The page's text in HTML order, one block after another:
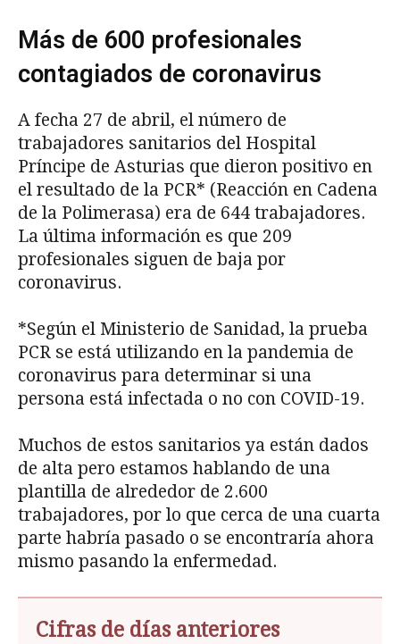
Más de 600 profesionales
contagiados de coronavirus
A fecha 27 de abril, el número de
trabajadores sanitarios del Hospital
Príncipe de Asturias que dieron positivo en
el resultado de la PCR* (Reacción en Cadena
de la Polimerasa) era de 644 trabajadores.
La última información es que 209
profesionales siguen de baja por
coronavirus.
*Según el Ministerio de Sanidad, la prueba
PCR se está utilizando en la pandemia de
coronavirus para determinar si una
persona está infectada o no con COVID-19.
Muchos de estos sanitarios ya están dados
de alta pero estamos hablando de una
plantilla de alrededor de 2.600
trabajadores, por lo que cerca de una cuarta
parte habría pasado o se encontraría ahora
mismo pasando la enfermedad.
Cifras de días anteriores